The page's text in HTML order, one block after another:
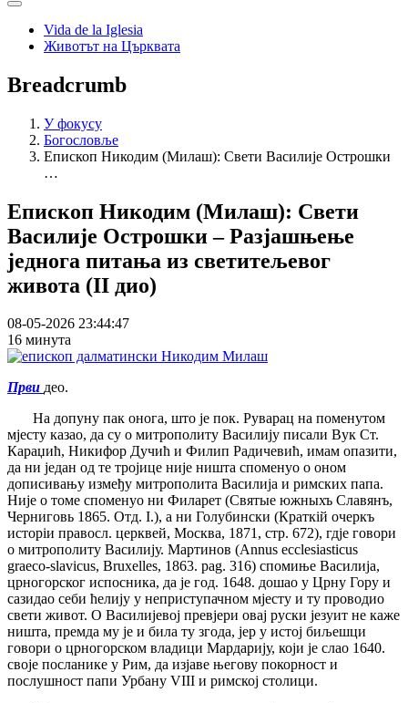
Vida de la Iglesia
Животът на Църквата
Breadcrumb
У фокусу
Богословље
Епископ Никодим (Милаш): Свети Василије Острошки
…
Епископ Никодим (Милаш): Свети
Василије Острошки – Разјашњење
једнога питања из светитељевог
живота (II дио)
08-05-2026 23:44:47
16 минута
Први део.
На допуну пак онога, што је пок. Руварац на поменутом
мјесту казао, да су о митрополиту Василију писали Вук Ст.
Караџић, Никифор Дучић и Филип Радичевић, имам опазити,
да ни један од те тројице није ништа споменуо о оном
дописивању између митрополита Василија и римских папа.
Није о томе споменуо ни Филарет (Святые южныхъ Славянъ,
Черниговь 1865. Отд. I.), а ни Голубински (Краткій очеркъ
исторіи правосл. церквей, Москва, 1871, стр. 672), гдје говори
о митрополиту Василију. Мартинов (Annus ecclesiasticus
graeco-slavicus, Bruxelles, 1863. pag. 316) спомиње Василија,
црногорског испосника, да је год. 1648. дошао у Црну Гору и
сазидао себи ћелију у неприступачном мјесту и ту проводио
свети живот. О Василијевој превјери овај руски језуит не каже
ништа, премда му је и била ту згода, јер у истој биљешци
говори о црногорском владици Мардарију, који је слао 1640.
своје посланике у Рим, да изјаве његову покорност и
послушност папи Урбану VIII и римској столици.